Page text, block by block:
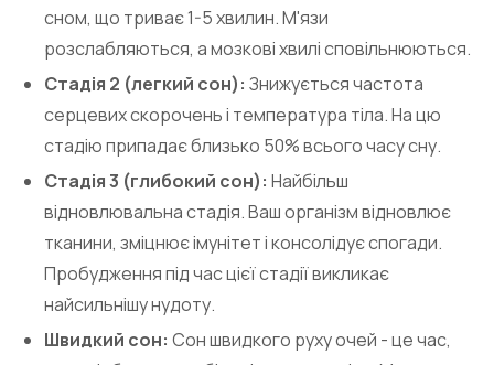
сном, що триває 1-5 хвилин. М'язи
розслабляються, а мозкові хвилі сповільнюються.
Стадія 2 (легкий сон): Знижується частота
серцевих скорочень і температура тіла. На цю
стадію припадає близько 50% всього часу сну.
Стадія 3 (глибокий сон): Найбільш
відновлювальна стадія. Ваш організм відновлює
тканини, зміцнює імунітет і консолідує спогади.
Пробудження під час цієї стадії викликає
найсильнішу нудоту.
Швидкий сон: Сон швидкого руху очей - це час,